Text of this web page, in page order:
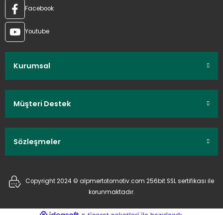
Facebook
Youtube
Kurumsal
Müşteri Destek
Sözleşmeler
Copyright 2024 © alpmertotomotiv.com 256bit SSL sertifikası ile
korunmaktadır.